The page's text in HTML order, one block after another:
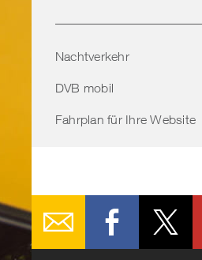
Nachtverkehr
DVB mobil
Fahrplan für Ihre Website